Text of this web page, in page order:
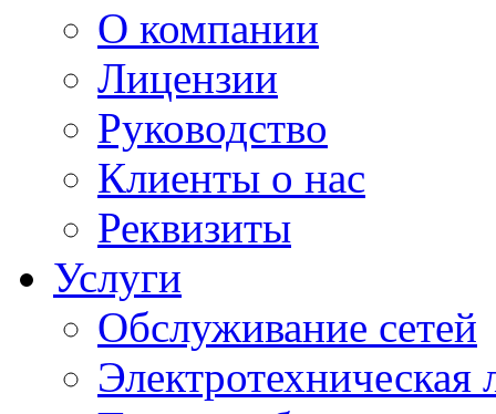
О компании
Лицензии
Руководство
Клиенты о нас
Реквизиты
Услуги
Обслуживание сетей
Электротехническая